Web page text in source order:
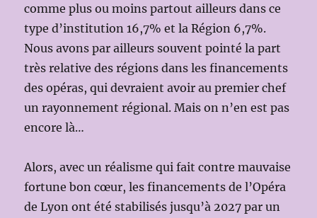
comme plus ou moins partout ailleurs dans ce
type d’institution 16,7% et la Région 6,7%.
Nous avons par ailleurs souvent pointé la part
très relative des régions dans les financements
des opéras, qui devraient avoir au premier chef
un rayonnement régional. Mais on n’en est pas
encore là…
Alors, avec un réalisme qui fait contre mauvaise
fortune bon cœur, les financements de l’Opéra
de Lyon ont été stabilisés jusqu’à 2027 par un